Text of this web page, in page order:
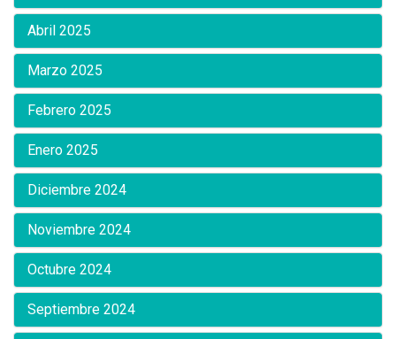
Abril 2025
Marzo 2025
Febrero 2025
Enero 2025
Diciembre 2024
Noviembre 2024
Octubre 2024
Septiembre 2024